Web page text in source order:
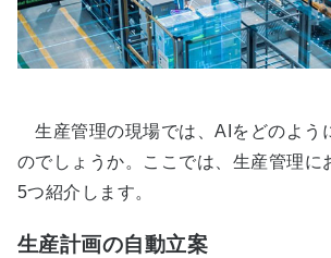
生産管理の現場では、AIをどのよう
のでしょうか。ここでは、生産管理に
5つ紹介します。
生産計画の自動立案